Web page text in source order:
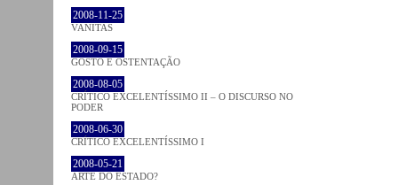
2008-11-25
VANITAS
2008-09-15
GOSTO E OSTENTAÇÃO
2008-08-05
CRÍTICO EXCELENTÍSSIMO II – O DISCURSO NO
PODER
2008-06-30
CRÍTICO EXCELENTÍSSIMO I
2008-05-21
ARTE DO ESTADO?